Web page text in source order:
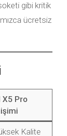
gibi kritik
ücretsiz
X5 Pro
Kalite